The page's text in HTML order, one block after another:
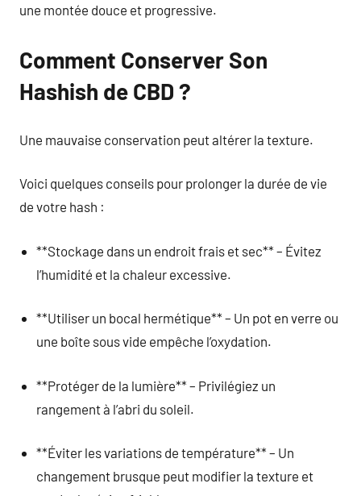
une montée douce et progressive.
Comment Conserver Son
Hashish de CBD ?
Une mauvaise conservation peut altérer la texture.
Voici quelques conseils pour prolonger la durée de vie
de votre hash :
**Stockage dans un endroit frais et sec** – Évitez
l’humidité et la chaleur excessive.
**Utiliser un bocal hermétique** – Un pot en verre ou
une boîte sous vide empêche l’oxydation.
**Protéger de la lumière** – Privilégiez un
rangement à l’abri du soleil.
**Éviter les variations de température** – Un
changement brusque peut modifier la texture et